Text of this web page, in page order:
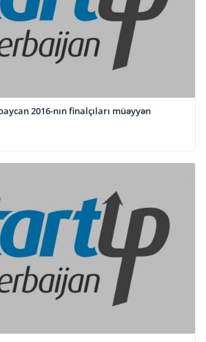
2016-nın finalçıları müəyyən